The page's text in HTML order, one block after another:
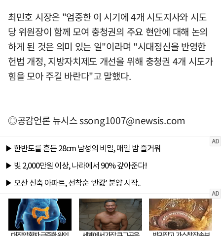
최민호 시장은 "엄중한 이 시기에 4개 시도지사와 시도
당 위원장이 함께 모여 충청권의 주요 현안에 대해 논의
하게 된 것은 의미 있는 일"이라며 "시대정신을 반영한
헌법 개정, 지방자치제도 개선을 위해 충청권 4개 시도가
힘을 모아 주길 바란다"고 말했다.
◎공감언론 뉴시스ssong1007@newsis.com